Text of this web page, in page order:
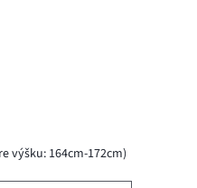
výšku: 164cm-172cm)